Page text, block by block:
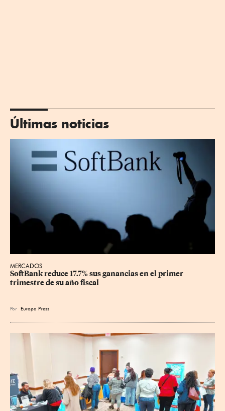
Últimas noticias
MERCADOS
SoftBank reduce 17.7% sus ganancias en el primer
trimestre de su año fiscal
Por Europa Press